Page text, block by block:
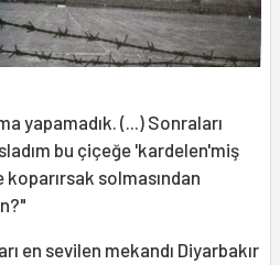
yapamadık. (...) Sonraları
bu çiçeğe 'kardelen'miş
koparırsak solmasından
en sevilen mekandı Diyarbakır